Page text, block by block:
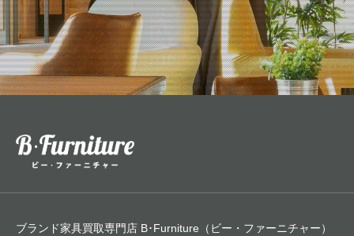
ブランド家具買取専門店 B･Furniture（ビー・ファーニチャー）